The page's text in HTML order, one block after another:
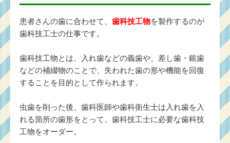
患者さんの歯に合わせて、 歯科技工物を製作するのが
歯科技工士の仕事です。
歯科技工物とは、入れ歯などの義歯や、差し歯・銀歯
などの補綴物のことで、失われた歯の形や機能を回復
することを目的として作られます。
虫歯を削った後、歯科医師や歯科衛生士は入れ歯を入
れる箇所の歯形をとって、歯科技工士に必要な歯科技
工物をオーダー。